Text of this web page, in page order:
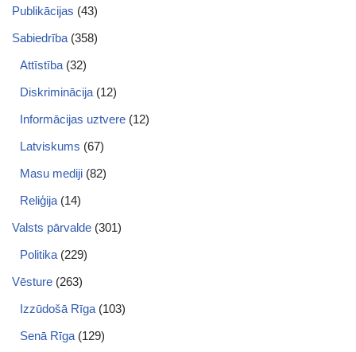
Publikācijas (43)
Sabiedrība (358)
Attīstība (32)
Diskriminācija (12)
Informācijas uztvere (12)
Latviskums (67)
Masu mediji (82)
Reliģija (14)
Valsts pārvalde (301)
Politika (229)
Vēsture (263)
Izzūdošā Rīga (103)
Senā Rīga (129)